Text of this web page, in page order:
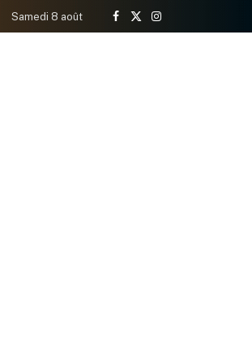
Samedi 8 août
Facebook
X
Instagram